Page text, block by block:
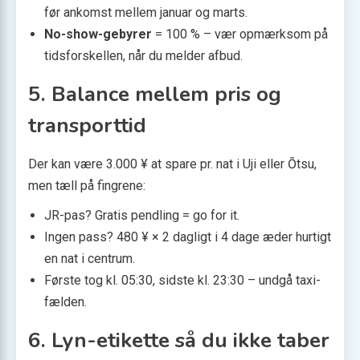
før ankomst mellem januar og marts.
No-show-gebyrer = 100 % – vær opmærksom på
tidsforskellen, når du melder afbud.
5. Balance mellem pris og
transporttid
Der kan være 3.000 ¥ at spare pr. nat i Uji eller Ōtsu,
men tæll på fingrene:
JR-pas? Gratis pendling = go for it.
Ingen pass? 480 ¥ × 2 dagligt i 4 dage æder hurtigt
en nat i centrum.
Første tog kl. 05:30, sidste kl. 23:30 – undgå taxi-
fælden.
6. Lyn-etikette så du ikke taber